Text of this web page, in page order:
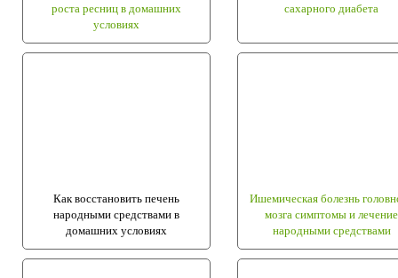
роста ресниц в домашних
условиях
сахарного диабета
Как восстановить печень
народными средствами в
домашних условиях
Ишемическая болезнь
мозга симптомы и лечение
народными средствами